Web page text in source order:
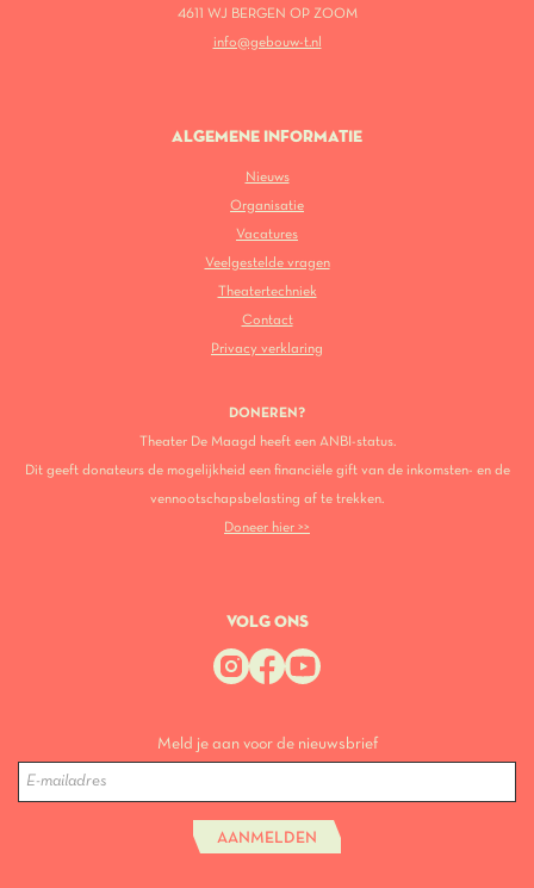
4611 WJ BERGEN OP ZOOM
info@gebouw-t.nl
ALGEMENE INFORMATIE
Nieuws
Organisatie
Vacatures
Veelgestelde vragen
Theatertechniek
Contact
Privacy verklaring
DONEREN?
Theater De Maagd heeft een ANBI-status.
Dit geeft donateurs de mogelijkheid een financiële gift van de inkomsten- en de
vennootschapsbelasting af te trekken.
Doneer hier >>
VOLG ONS
Meld je aan voor de nieuwsbrief
AANMELDEN